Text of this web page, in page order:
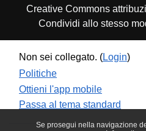
Se prosegui nella navigazione
Creative Commons
Condividi allo stesso
Non sei collegato. (Login)
Politiche
Ottieni l'app mobile
Passa al tema standard